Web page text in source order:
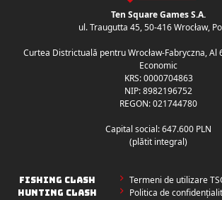
Ten Square Games S.A.
ul. Traugutta 45,50-416 Wrocław,
Curtea Districtuală pentru Wrocław-Fabryczna,
Economic
KRS: 0000704863
NIP: 8982196752
REGON: 021744780
Capital social: 647.600 PLN
(plătit integral)
FISHING CLASH
HUNTING CLASH
Termeni de utilizare
Politica de